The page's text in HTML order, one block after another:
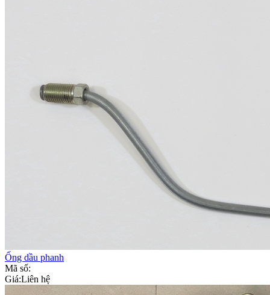
Ống dầu phanh
Mã số:
Giá:Liên hệ